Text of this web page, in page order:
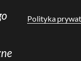
Polityka